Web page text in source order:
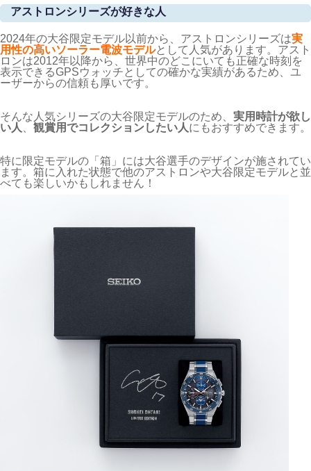
アストロンシリーズが好きな人
2024年の大谷限定モデル以前から、アストロンシリーズは実
用性の高いソーラー電波モデルとして人気があります。アスト
ロンは2012年以降から、世界中のどこにいても正確な時刻を
表示できるGPSウォッチとしての確かな実績があるため、ユ
ーザーからの信頼も厚いです。
そんな人気シリーズの大谷限定モデルのため、 実用時計が欲し
い人
観賞用でコレクションしたい人にもおすすめできます。
特に限定モデルの「箱」には大谷選手のデザインが施されてい
ます。箱に入れた状態で他のアストロンや大谷限定モデルと並
べても楽しいかもしれません！